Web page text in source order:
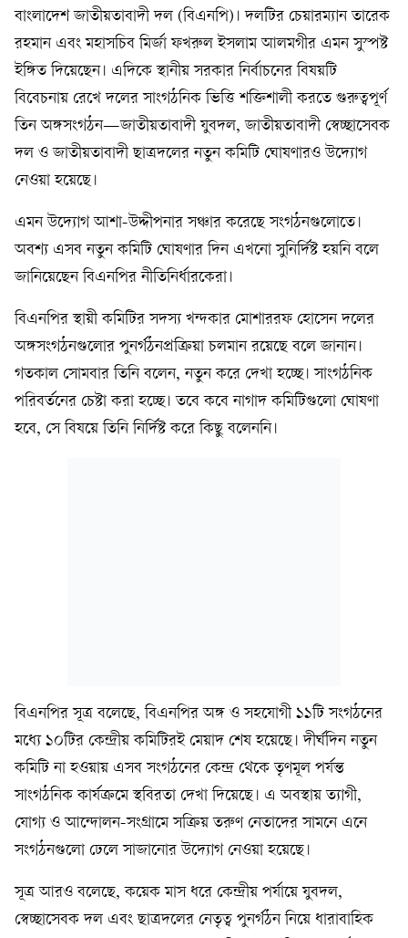
বাংলাদেশ জাতীয়তাবাদী দল (বিএনপি)। দলটির চেয়ারম্যান তারেক
রহমান এবং মহাসচিব মির্জা ফখরুল ইসলাম আলমগীর এমন সুস্পষ্ট
ইঙ্গিত দিয়েছেন। এদিকে স্থানীয় সরকার নির্বাচনের বিষয়টি
বিবেচনায় রেখে দলের সাংগঠনিক ভিত্তি শক্তিশালী করতে গুরুত্বপূর্ণ
তিন অঙ্গসংগঠন—জাতীয়তাবাদী যুবদল, জাতীয়তাবাদী স্বেচ্ছাসেবক
দল ও জাতীয়তাবাদী ছাত্রদলের নতুন কমিটি ঘোষণারও উদ্যোগ
নেওয়া হয়েছে।
এমন উদ্যোগ আশা-উদ্দীপনার সঞ্চার করেছে সংগঠনগুলোতে।
অবশ্য এসব নতুন কমিটি ঘোষণার দিন এখনো সুনির্দিষ্ট হয়নি বলে
জানিয়েছেন বিএনপির নীতিনির্ধারকেরা।
বিএনপির স্থায়ী কমিটির সদস্য খন্দকার মোশাররফ হোসেন দলের
অঙ্গসংগঠনগুলোর পুনর্গঠনপ্রক্রিয়া চলমান রয়েছে বলে জানান।
গতকাল সোমবার তিনি বলেন, নতুন করে দেখা হচ্ছে। সাংগঠনিক
পরিবর্তনের চেষ্টা করা হচ্ছে। তবে কবে নাগাদ কমিটিগুলো ঘোষণা
হবে, সে বিষয়ে তিনি নির্দিষ্ট করে কিছু বলেননি।
বিএনপির সূত্র বলেছে, বিএনপির অঙ্গ ও সহযোগী ১১টি সংগঠনের
মধ্যে ১০টির কেন্দ্রীয় কমিটিরই মেয়াদ শেষ হয়েছে। দীর্ঘদিন নতুন
কমিটি না হওয়ায় এসব সংগঠনের কেন্দ্র থেকে তৃণমূল পর্যন্ত
সাংগঠনিক কার্যক্রমে স্থবিরতা দেখা দিয়েছে। এ অবস্থায় ত্যাগী,
যোগ্য ও আন্দোলন-সংগ্রামে সক্রিয় তরুণ নেতাদের সামনে এনে
সংগঠনগুলো ঢেলে সাজানোর উদ্যোগ নেওয়া হয়েছে।
সূত্র আরও বলেছে, কয়েক মাস ধরে কেন্দ্রীয় পর্যায়ে যুবদল,
স্বেচ্ছাসেবক দল এবং ছাত্রদলের নেতৃত্ব পুনর্গঠন নিয়ে ধারাবাহিক